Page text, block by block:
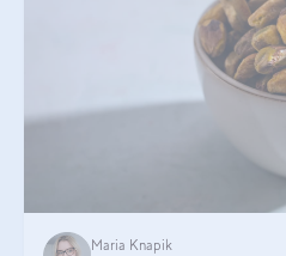
Maria Knapik